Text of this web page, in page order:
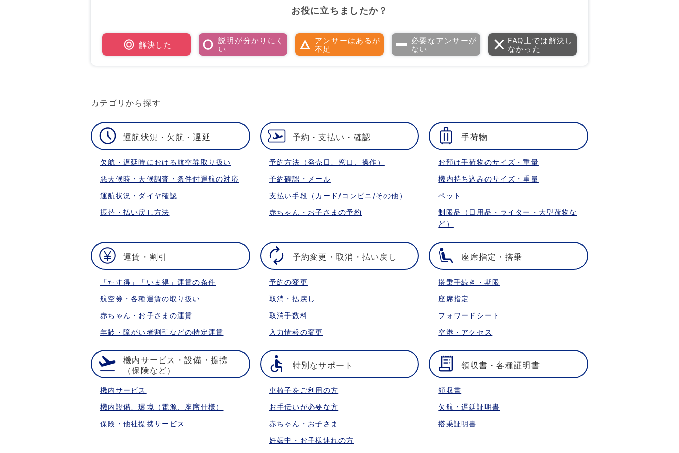
お役に立ちましたか？
解決した
説明が分かりにく
い
アンサーはあるが
不足
必要なアンサーが
ない
FAQ上では解決し
なかった
カテゴリから探す
運航状況・欠航・遅延
欠航・遅延時における航空券取り扱い
悪天候時・天候調査・条件付運航の対応
運航状況・ダイヤ確認
振替・払い戻し方法
予約・支払い・確認
予約方法（発売日、窓口、操作）
予約確認・メール
支払い手段（カード/コンビニ/その他）
赤ちゃん・お子さまの予約
手荷物
お預け手荷物のサイズ・重量
機内持ち込みのサイズ・重量
ペット
制限品（日用品・ライター・大型荷物な
ど）
運賃・割引
「たす得」「いま得」運賃の条件
航空券・各種運賃の取り扱い
赤ちゃん・お子さまの運賃
年齢・障がい者割引などの特定運賃
予約変更・取消・払い戻し
予約の変更
取消・払戻し
取消手数料
入力情報の変更
座席指定・搭乗
搭乗手続き・期限
座席指定
フォワードシート
空港・アクセス
機内サービス・設備・提携
（保険など）
機内サービス
機内設備、環境（電源、座席仕様）
保険・他社提携サービス
特別なサポート
車椅子をご利用の方
お手伝いが必要な方
赤ちゃん・お子さま
妊娠中・お子様連れの方
領収書・各種証明書
領収書
欠航・遅延証明書
搭乗証明書